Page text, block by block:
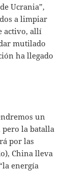
Ucrania”,
a limpiar
activo, allí
mutilado
ha llegado
un
pero la batalla
por las
China lleva
energía